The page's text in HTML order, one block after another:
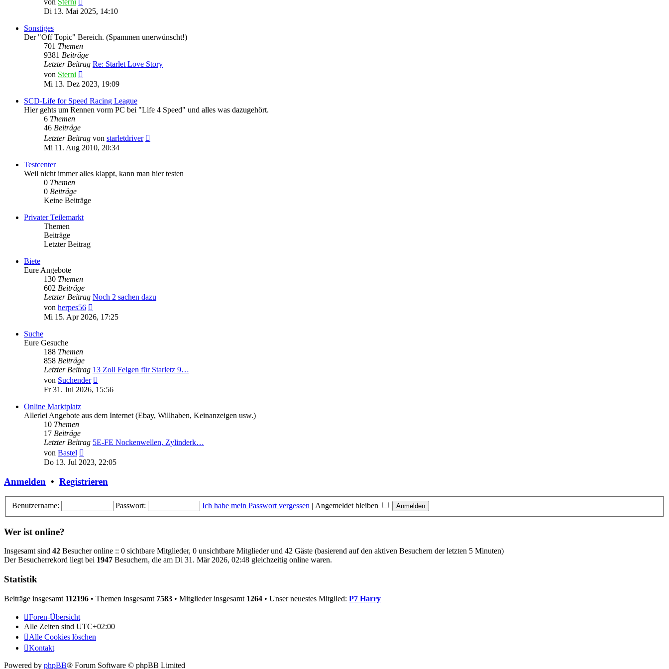
Beitrag
Di 13. Mai 2025, 14:10
Sonstiges
Der "Off Topic" Bereich. (Spammen unerwünscht!)
701 Themen
9381 Beiträge
Letzter Beitrag Re: Starlet Love Story
von Sterni
Beitrag
Mi 13. Dez 2023, 19:09
SCD-Life for Speed Racing League
Hier gehts um Rennen vorm PC bei "Life 4 Speed" und alles was dazugehört.
6 Themen
46 Beiträge
Letzter Beitrag von starletdriver
Mi 11. Aug 2010, 20:34
Testcenter
Weil nicht immer alles klappt, kann man hier testen
0 Themen
0 Beiträge
Keine Beiträge
Privater Teilemarkt
Themen
Beiträge
Letzter Beitrag
Biete
Eure Angebote
130 Themen
602 Beiträge
Letzter Beitrag Noch 2 sachen dazu
von herpes56
Beitrag
Mi 15. Apr 2026, 17:25
Suche
Eure Gesuche
188 Themen
858 Beiträge
Letzter Beitrag 13 Zoll Felgen für Starletz 9…
von Suchender
Beitrag
Fr 31. Jul 2026, 15:56
Online Marktplatz
Allerlei Angebote aus dem Internet (Ebay, Willhaben, Keinanzeigen usw.)
10 Themen
17 Beiträge
Letzter Beitrag 5E-FE Nockenwellen, Zylinderk…
von Bastel
Beitrag
Do 13. Jul 2023, 22:05
Anmelden • Registrieren
Benutzername: Passwort: Ich habe mein Passwort vergessen | Angemeldet bleiben
Wer ist online?
Insgesamt sind 42 Besucher online :: 0 sichtbare Mitglieder, 0 unsichtbare Mitglieder und 42 Gäste (basierend auf den aktiven Besuchern der letzten 5 Minuten)
Der Besucherrekord liegt bei 1947 Besuchern, die am Di 31. Mär 2026, 02:48 gleichzeitig online waren.
Statistik
Beiträge insgesamt 112196 • Themen insgesamt 7583 • Mitglieder insgesamt 1264 • Unser neuestes Mitglied: P7 Harry
Foren-Übersicht
Alle Zeiten sind UTC+02:00
Alle Cookies löschen
Kontakt
Powered by phpBB® Forum Software © phpBB Limited